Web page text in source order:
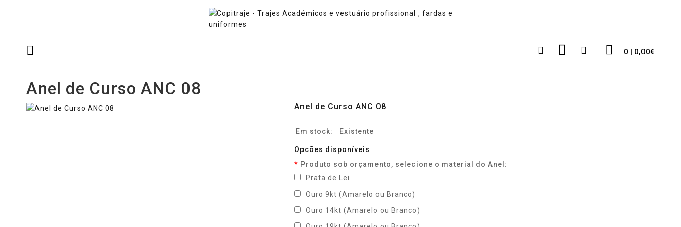
0 | 0,00€
Anel de Curso ANC 08
Anel de Curso ANC 08
Em stock: Existente
Opcões disponíveis
Produto sob orçamento, selecione o material do Anel:
Prata de Lei
Ouro 9kt (Amarelo ou Branco)
Ouro 14kt (Amarelo ou Branco)